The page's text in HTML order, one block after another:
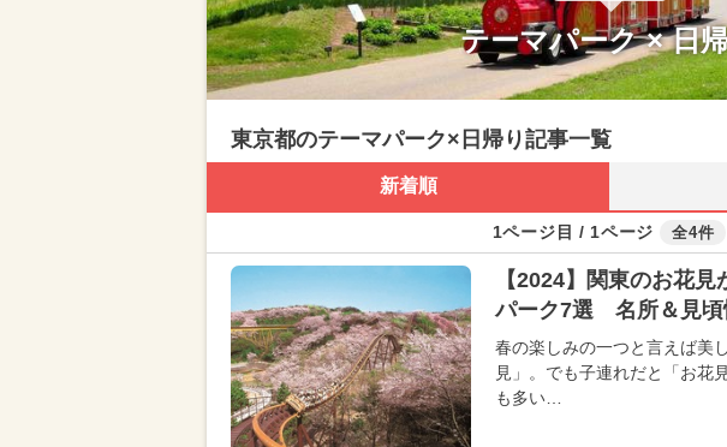
テーマパーク × 日
東京都のテーマパーク×日帰り記事一覧
新着順
1ページ目 / 1ページ 全4件
【2024】関東のお花
パーク7選 名所＆見頃
春の楽しみの一つと言えば美
見」。でも子連れだと「お花
も多い…